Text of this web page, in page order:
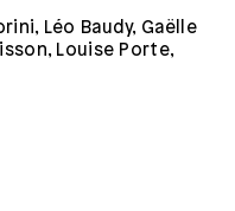
Léo Baudy, Gaëlle
Louise Porte,